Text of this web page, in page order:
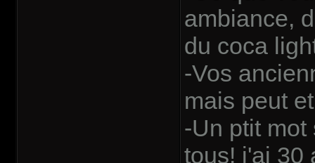
ambiance,
du coca
-Vos
mais peut
-Un ptit mot
tous! j'ai 30